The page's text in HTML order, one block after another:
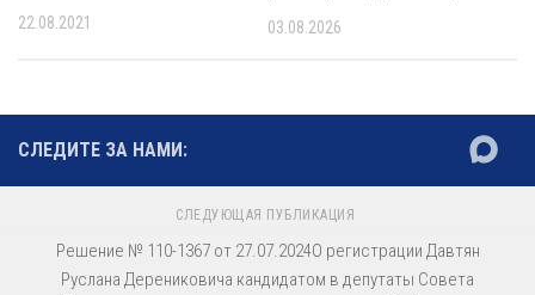
22.08.2021 03.08.2026
СЛЕДИТЕ ЗА НАМИ:
СЛЕДУЮЩАЯ ПУБЛИКАЦИЯ
Решение № 110-1367 от 27.07.2024О регистрации Давтян
Руслана Дерениковича кандидатом в депутаты Совета